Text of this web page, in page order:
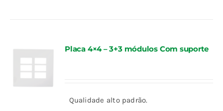
Placa 4×4 – 3+3 módulos Com suporte
Qualidade alto padrão.